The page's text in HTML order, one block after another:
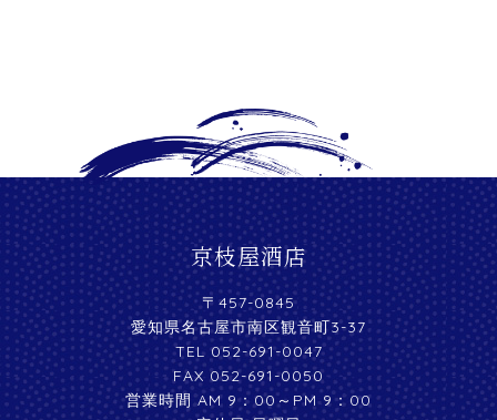
京枝屋酒店
〒457-0845
愛知県名古屋市南区観音町3-37
TEL 052-691-0047
FAX 052-691-0050
営業時間 AM 9：00～PM 9：00